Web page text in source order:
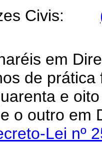
Civis:
em
de
e
e o outro
Lei nº